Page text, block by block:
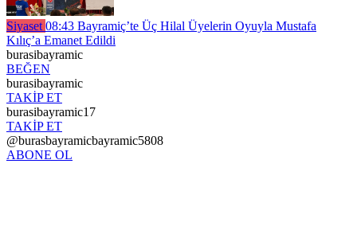
Siyaset 08:43 Bayramiç’te Üç Hilal Üyelerin Oyuyla Mustafa
Kılıç’a Emanet Edildi
burasibayramic
BEĞEN
burasibayramic
TAKİP ET
burasibayramic17
TAKİP ET
@burasbayramicbayramic5808
ABONE OL